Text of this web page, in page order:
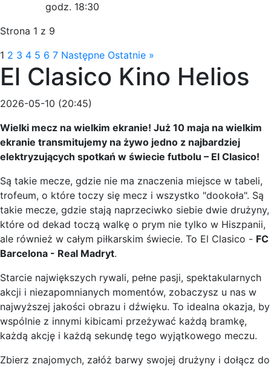
godz. 18:30
Strona 1 z 9
1 2 3 4 5 6 7 Następne Ostatnie »
El Clasico Kino Helios
2026-05-10 (20:45)
Wielki mecz na wielkim ekranie! Już 10 maja na wielkim
ekranie transmitujemy na żywo jedno z najbardziej
elektryzujących spotkań w świecie futbolu – El Clasico!
Są takie mecze, gdzie nie ma znaczenia miejsce w tabeli,
trofeum, o które toczy się mecz i wszystko "dookoła". Są
takie mecze, gdzie stają naprzeciwko siebie dwie drużyny,
które od dekad toczą walkę o prym nie tylko w Hiszpanii,
ale również w całym piłkarskim świecie. To El Clasico - FC
Barcelona - Real Madryt.
Starcie największych rywali, pełne pasji, spektakularnych
akcji i niezapomnianych momentów, zobaczysz u nas w
najwyższej jakości obrazu i dźwięku. To idealna okazja, by
wspólnie z innymi kibicami przeżywać każdą bramkę,
każdą akcję i każdą sekundę tego wyjątkowego meczu.
Zbierz znajomych, załóż barwy swojej drużyny i dołącz do